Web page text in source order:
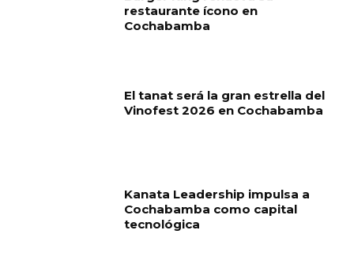
restaurante ícono en
Cochabamba
El tanat será la gran estrella del
Vinofest 2026 en Cochabamba
Kanata Leadership impulsa a
Cochabamba como capital
tecnológica